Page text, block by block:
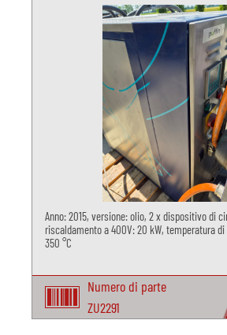
Anno: 2015, versione: olio, 2 x dispositivo di
riscaldamento a 400V: 20 kW, temperatura
350 °C
Numero di parte
ZU2291